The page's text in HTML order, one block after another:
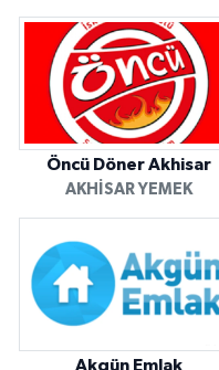
Öncü Döner Akhisar
AKHISAR YEMEK
Akgün Emlak